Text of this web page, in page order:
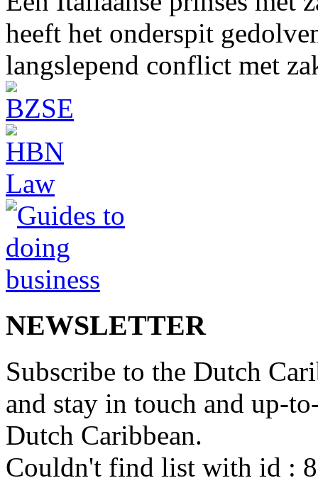
heeft het onderspit
langslepend conflict met
NEWSLETTER
Subscribe to the Dutch
and stay in touch and up-
Dutch Caribbean.
Couldn't find list with id :